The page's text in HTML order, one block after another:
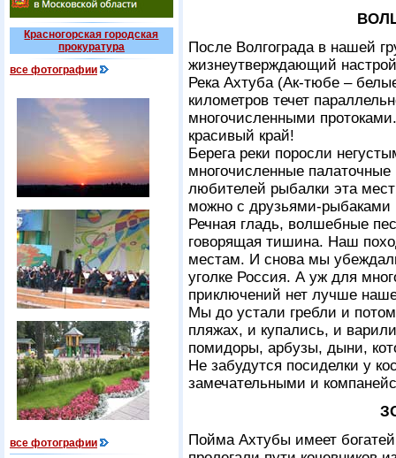
Красногорская городская
прокуратура
все фотографии
все фотографии
После Волгограда в нашей
жизнеутверждающий
Река Ахтуба (Ак-тюбе –
километров течет
многочисленными
красивый край!
Берега реки поросли
многочисленные
любителей рыбалки эта
можно с друзьями-
Речная гладь, волшебные
говорящая тишина. Наш
местам. И снова мы
уголке Россия. А уж для
приключений нет лучше
Мы до устали гребли и
пляжах, и купались, и
помидоры, арбузы, дыни,
Не забудутся посиделки у
замечательными и
Пойма Ахтубы имеет